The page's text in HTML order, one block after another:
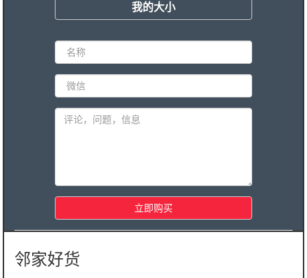
我的大小